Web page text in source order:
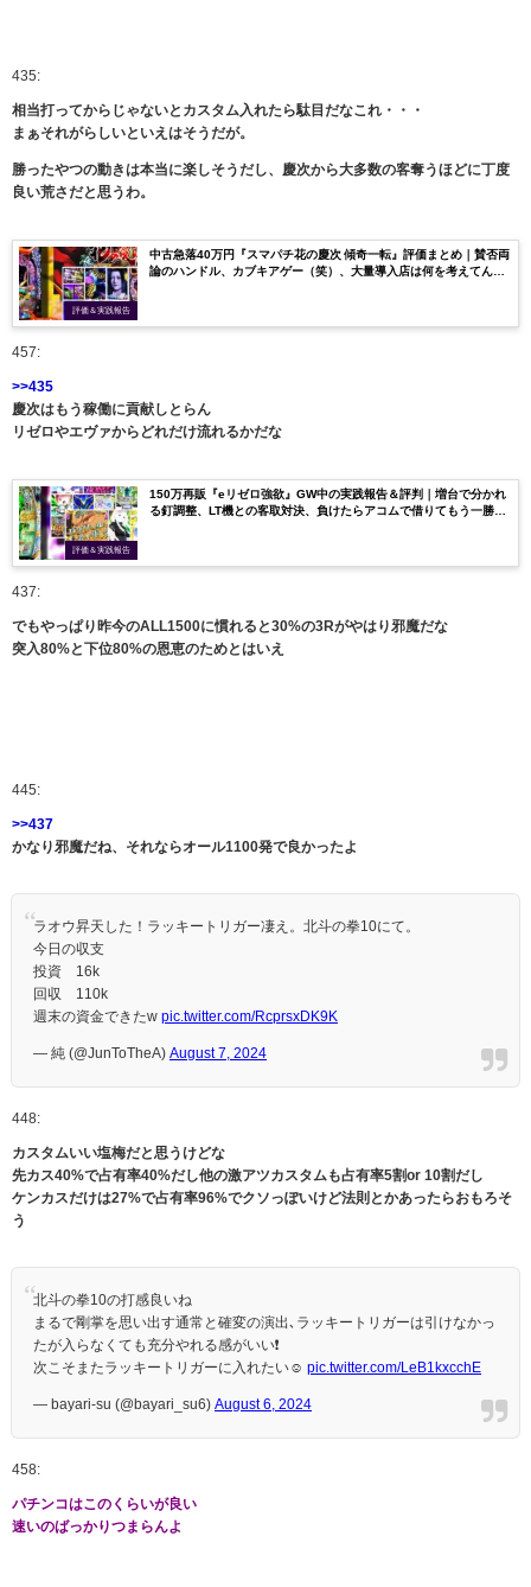
435:
相当打ってからじゃないとカスタム入れたら駄目だなこれ・・・
まぁそれがらしいといえはそうだが。
勝ったやつの動きは本当に楽しそうだし、慶次から大多数の客奪うほどに丁度
良い荒さだと思うわ。
評価＆実践報告
中古急落40万円『スマパチ花の慶次 傾奇一転』評価まとめ｜賛否両
論のハンドル、カブキアゲー（笑）、大量導入店は何を考えてんだ
457:
>>435
慶次はもう稼働に貢献しとらん
リゼロやエヴァからどれだけ流れるかだな
評価＆実践報告
150万再販『eリゼロ強欲』GW中の実践報告＆評判｜増台で分かれ
る釘調整、LT機との客取対決、負けたらアコムで借りてもう一勝
437:
でもやっぱり昨今のALL1500に慣れると30%の3Rがやはり邪魔だな
突入80%と下位80%の恩恵のためとはいえ
445:
>>437
かなり邪魔だね、それならオール1100発で良かったよ
ラオウ昇天した！ラッキートリガー凄え。北斗の拳10にて。
今日の収支
投資 16k
回収 110k
週末の資金できたw pic.twitter.com/RcprsxDK9K
— 純 (@JunToTheA) August 7, 2024
448:
カスタムいい塩梅だと思うけどな
先カス40%で占有率40%だし他の激アツカスタムも占有率5割or 10割だし
ケンカスだけは27%で占有率96%でクソっぽいけど法則とかあったらおもろそ
う
北斗の拳10の打感良いね
まるで剛掌を思い出す通常と確変の演出､ラッキートリガーは引けなかっ
たが入らなくても充分やれる感がいい❗️
次こそまたラッキートリガーに入れたい☺️ pic.twitter.com/LeB1kxcchE
— bayari-su (@bayari_su6) August 6, 2024
458:
パチンコはこのくらいが良い
速いのばっかりつまらんよ